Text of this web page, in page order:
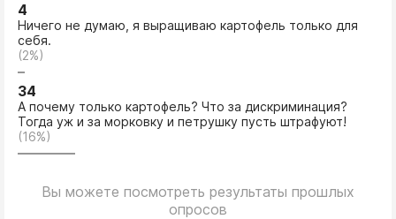
4
Ничего не думаю, я выращиваю картофель только для
себя.
(2%)
34
А почему только картофель? Что за дискриминация?
Тогда уж и за морковку и петрушку пусть штрафуют!
(16%)
Вы можете посмотреть результаты прошлых
опросов